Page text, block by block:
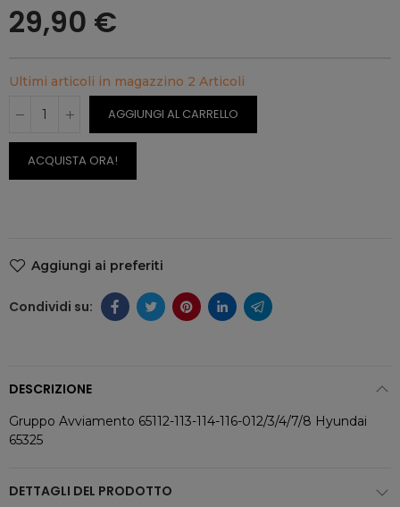
29,90 €
Ultimi articoli in magazzino 2 Articoli
AGGIUNGI AL CARRELLO
ACQUISTA ORA!
Aggiungi ai preferiti
DESCRIZIONE
Gruppo Avviamento 65112-113-114-116-012/3/4/7/8 Hyundai
65325
DETTAGLI DEL PRODOTTO